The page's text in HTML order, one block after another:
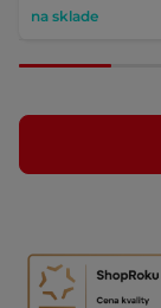
na sklade